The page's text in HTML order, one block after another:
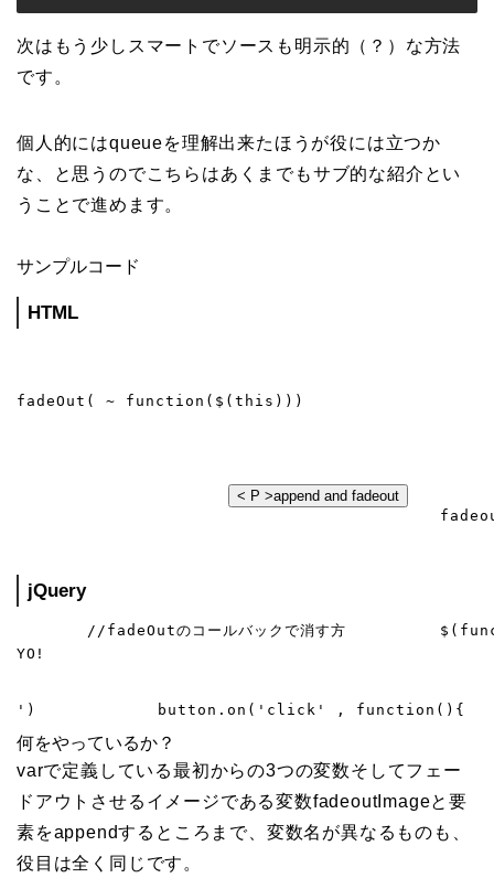
次はもう少しスマートでソースも明示的（？）な方法
です。
個人的にはqueueを理解出来たほうが役には立つか
な、と思うのでこちらはあくまでもサブ的な紹介とい
うことで進めます。
サンプルコード
HTML
fadeOut( ~ function($(this)))
< P >append and fadeout
jQuery
YO!
何をやっているか？
varで定義している最初からの3つの変数そしてフェー
ドアウトさせるイメージである変数fadeoutImageと要
素をappendするところまで、変数名が異なるものも、
役目は全く同じです。